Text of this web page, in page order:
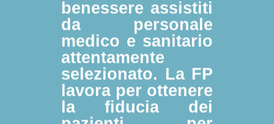
benessere assistiti
da personale
medico e sanitario
attentamente
selezionato. La FP
lavora per ottenere
la fiducia dei